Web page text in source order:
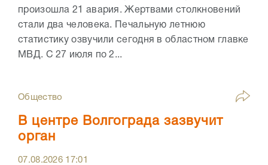
произошла 21 авария. Жертвами столкновений
стали два человека. Печальную летнюю
статистику озвучили сегодня в областном главке
МВД. С 27 июля по 2...
Общество
В центре Волгограда зазвучит
орган
07.08.2026 17:01